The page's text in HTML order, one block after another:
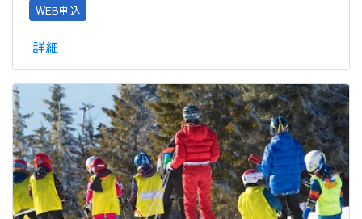
WEB申込
詳細